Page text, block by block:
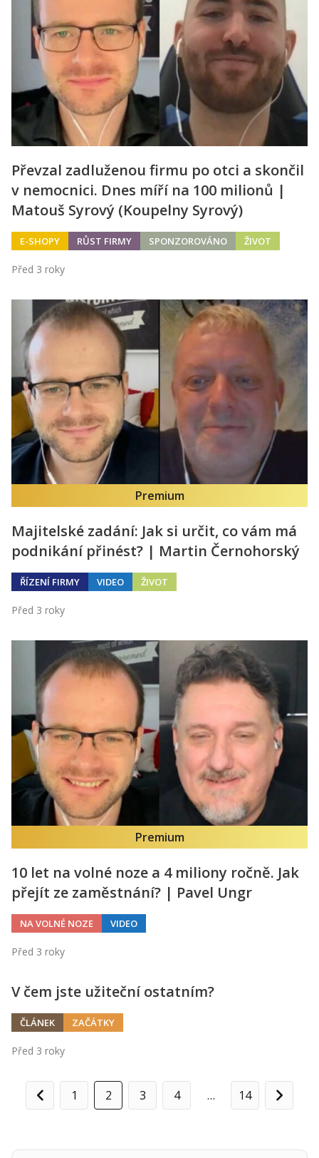
Převzal zadluženou firmu po otci a skončil
v nemocnici. Dnes míří na 100 milionů |
Matouš Syrový (Koupelny Syrový)
E-SHOPY RŮST FIRMY SPONZOROVÁNO ŽIVOT
Před 3 roky
Premium
Majitelské zadání: Jak si určit, co vám má
podnikání přinést? | Martin Černohorský
ŘÍZENÍ FIRMY VIDEO ŽIVOT
Před 3 roky
Premium
10 let na volné noze a 4 miliony ročně. Jak
přejít ze zaměstnání? | Pavel Ungr
NA VOLNÉ NOZE VIDEO
Před 3 roky
V čem jste užiteční ostatním?
ČLÁNEK ZAČÁTKY
Před 3 roky
Předchozí
1 2 3 4 … 14
Další